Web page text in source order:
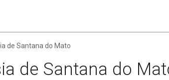
de Santana do Mato
de Santana do